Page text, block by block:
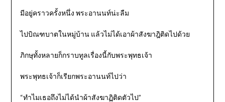
มีอยู่คราวครั้งหนึ่ง พระอานนท์น่ะลืม
ไปบิณฑบาตในหมู่บ้าน แล้วไม่ได้เอาผ้าสังฆาฎิติดไปด้วย
ภิกษุทั้งหลายก็กราบทูลเรื่องนี้กับพระพุทธเจ้า
พระพุทธเจ้าก็เรียกพระอานนท์ไปว่า
“ทําไมเธอถึงไม่ได้นําผ้าสังฆาฏิติดตัวไป”